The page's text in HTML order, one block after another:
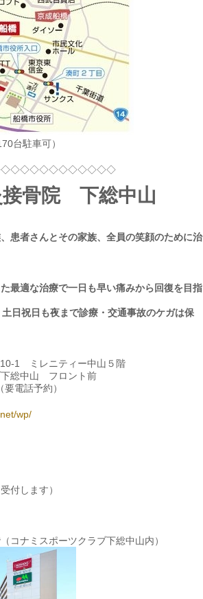
台駐車可）
接骨院 下総中山
、患者さんとその家族、全員の笑顔のために治
た最適な治療で一日も早い痛みから回復を目指
日祝日も夜まで診療・交通事故のケガは保
1 ミレニティー中山５階
下総中山 フロント前
電話予約）
wp/
付します）
コナミスポーツクラブ下総中山内）